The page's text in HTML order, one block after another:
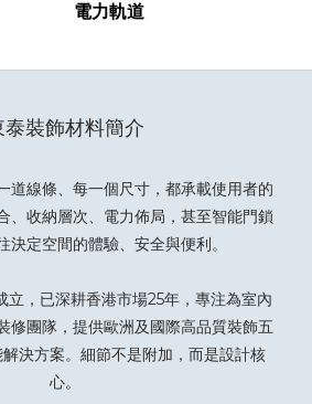
電力軌道
泰裝飾材料簡介
道線條、每一個尺寸，都承載使用者的
、收納層次、電力佈局，甚至智能門鎖
決定空間的體驗、安全與便利。
，已深耕香港市場25年，專注為室內
修團隊，提供歐洲及國際高品質裝飾五
決方案。細節不是附加，而是設計核
心。